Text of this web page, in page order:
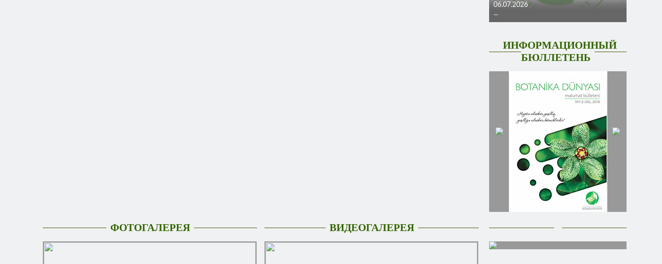
06.07.2026
...
ИНФОРМАЦИОННЫЙ
БЮЛЛЕТЕНЬ
ФОТОГАЛЕРЕЯ ВИДЕОГАЛЕРЕЯ